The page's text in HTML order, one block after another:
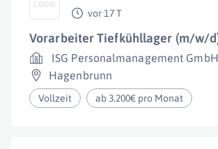
vor 17 T
Vorarbeiter Tiefkühllager (m/w/
ISG Personalmanagement GmbH
Hagenbrunn
Vollzeit ab 3.200€ pro Monat